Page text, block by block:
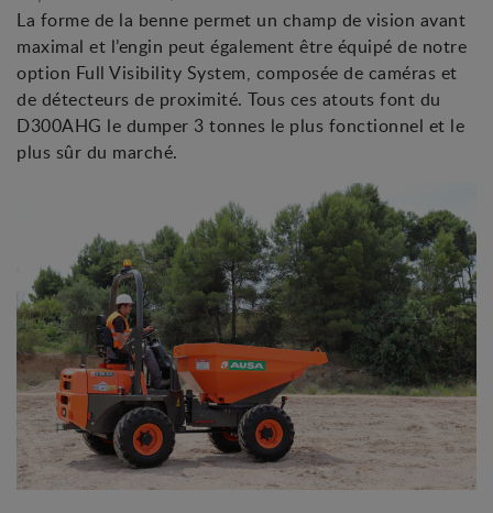
La forme de la benne permet un champ de vision avant
maximal et l’engin peut également être équipé de notre
option Full Visibility System, composée de caméras et
de détecteurs de proximité. Tous ces atouts font du
D300AHG le dumper 3 tonnes le plus fonctionnel et le
plus sûr du marché.